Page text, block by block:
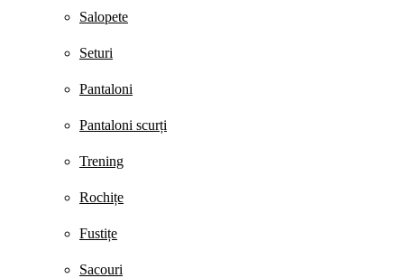
Salopete
Seturi
Pantaloni
Pantaloni scurți
Trening
Rochițe
Fustițe
Sacouri